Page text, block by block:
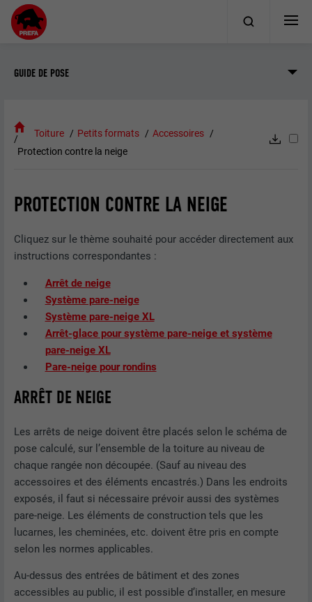
GUIDE DE POSE
Toiture Petits formats
Accessoires
Protection contre la neige
PROTECTION CONTRE LA NEIGE
Cliquez sur le thème souhaité pour accéder directement aux
instructions correspondantes :
Arrêt de neige
Système pare-neige
Système pare-neige XL
Arrêt-glace pour système pare-neige et système
pare-neige XL
Pare-neige pour rondins
ARRÊT DE NEIGE
Les arrêts de neige doivent être placés selon le schéma de
pose calculé, sur l’ensemble de la toiture au niveau de
chaque rangée non découpée. (Sauf au niveau des
accessoires et des éléments encastrés.) Dans les endroits
exposés, il faut si nécessaire prévoir aussi des systèmes
pare-neige. Les éléments de construction tels que les
lucarnes, les cheminées, etc. doivent être pris en compte
selon les normes applicables.
Au-dessus des entrées de bâtiment et des zones
accessibles au public, il est possible d’installer, en mesure